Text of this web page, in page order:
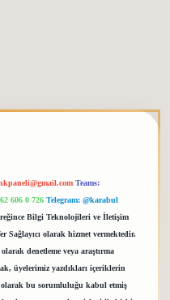
Teams:
606 0 726 Telegram: @karabul
Bilgi Teknolojileri ve İletişim
olarak hizmet vermektedir.
denetleme veya araştırma
üyelerimiz yazdıkları içeriklerin
bu sorumluluğu kabul etmiş